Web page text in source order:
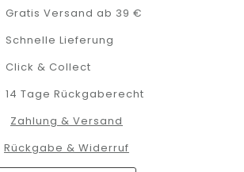
Gratis Versand ab 39 €
Schnelle Lieferung
Click & Collect
14 Tage Rückgaberecht
Zahlung & Versand
Rückgabe & Widerruf